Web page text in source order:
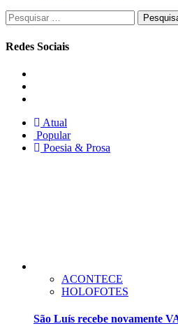
Pesquisar
por:
Redes Sociais
Atual
Popular
Poesia & Prosa
ACONTECE
HOLOFOTES
São Luís recebe novamente